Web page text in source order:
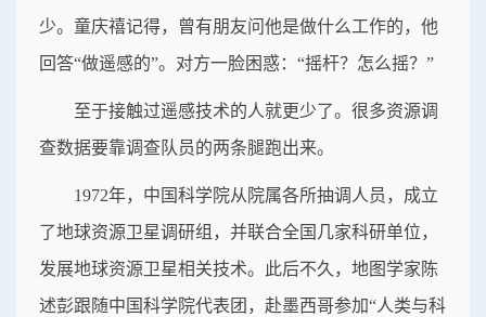
少。童庆禧记得，曾有朋友问他是做什么工作的，他
回答“做遥感的”。对方一脸困惑：“摇杆？怎么摇？”
至于接触过遥感技术的人就更少了。很多资源调
查数据要靠调查队员的两条腿跑出来。
1972年，中国科学院从院属各所抽调人员，成立
了地球资源卫星调研组，并联合全国几家科研单位，
发展地球资源卫星相关技术。此后不久，地图学家陈
述彭跟随中国科学院代表团，赴墨西哥参加“人类与科